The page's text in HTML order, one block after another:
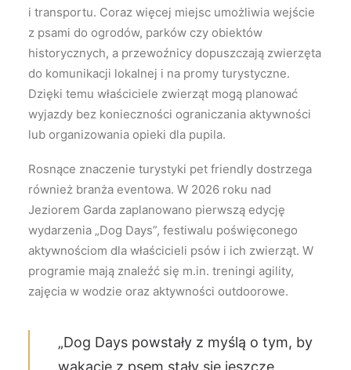
i transportu. Coraz więcej miejsc umożliwia wejście
z psami do ogrodów, parków czy obiektów
historycznych, a przewoźnicy dopuszczają zwierzęta
do komunikacji lokalnej i na promy turystyczne.
Dzięki temu właściciele zwierząt mogą planować
wyjazdy bez konieczności ograniczania aktywności
lub organizowania opieki dla pupila.
Rosnące znaczenie turystyki pet friendly dostrzega
również branża eventowa. W 2026 roku nad
Jeziorem Garda zaplanowano pierwszą edycję
wydarzenia „Dog Days”, festiwalu poświęconego
aktywnościom dla właścicieli psów i ich zwierząt. W
programie mają znaleźć się m.in. treningi agility,
zajęcia w wodzie oraz aktywności outdoorowe.
„Dog Days powstały z myślą o tym, by
wakacje z psem stały się jeszcze